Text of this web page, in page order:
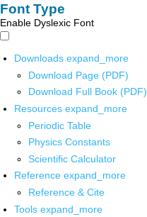
Font Type
Enable Dyslexic Font
Downloads expand_more
Download Page (PDF)
Download Full Book (PDF)
Resources expand_more
Periodic Table
Physics Constants
Scientific Calculator
Reference expand_more
Reference & Cite
Tools expand_more